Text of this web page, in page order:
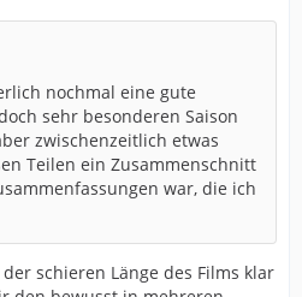
nochmal eine gute
sehr besonderen Saison
zwischenzeitlich etwas
Teilen ein Zusammenschnitt
war, die ich
schieren Länge des Films klar